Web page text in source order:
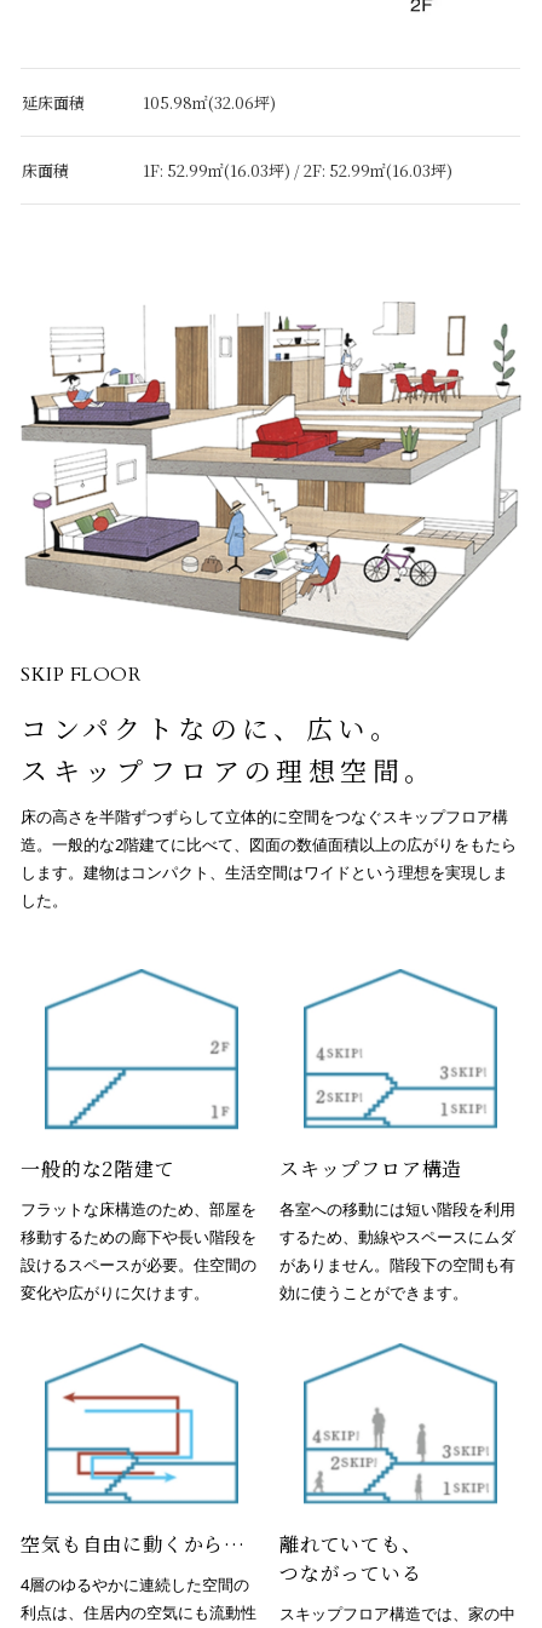
延床面積 105.98㎡(32.06坪)
床面積 1F: 52.99㎡(16.03坪) /2F: 52.99㎡(16.03坪)
SKIP FLOOR
コンパクトなのに、広い。
スキップフロアの 理想空間。
床の高さを半階ずつずらして立体的に空間をつなぐスキップフロア構
造。一般的な2階建てに比べて、図面の数値面積以上の広がりをもたら
します。建物はコンパクト、生活空間はワイドという理想を実現しま
した。
一般的な2階建て
フラットな床構造のため、部屋を
移動するための廊下や長い階段を
設けるスペースが必要。住空間の
変化や広がりに欠けます。
スキップフロア構造
各室への移動には短い階段を利用
するため、動線やスペースにムダ
がありません。階段下の空間も有
効に使うことができます。
空気も 自由に動くから…
4層のゆるやかに連続した空間の
利点は、住居内の空気にも流動性
離れていても、
つながっている
スキップフロア構造では、家の中